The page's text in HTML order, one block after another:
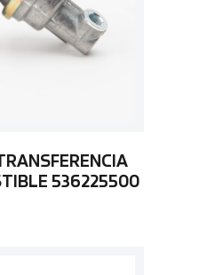
536225500